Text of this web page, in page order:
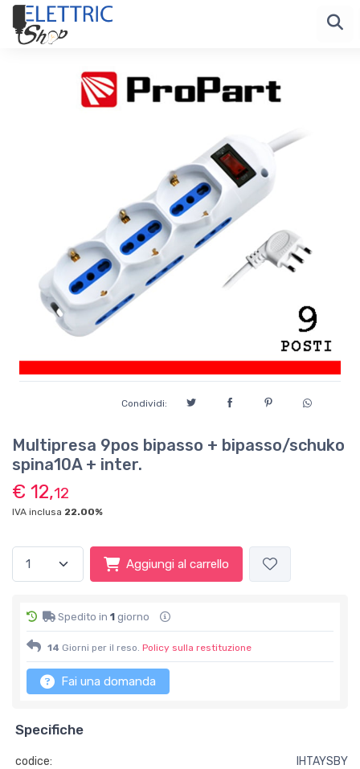
Condividi:
Multipresa 9pos bipasso + bipasso/schuko
spina10A + inter.
€ 12,12
IVA inclusa 22.00%
Aggiungi al carrello
Spedito in 1 giorno
14 Giorni per il reso. Policy sulla restituzione
Fai una domanda
Specifiche
codice:
IHTAYSBY